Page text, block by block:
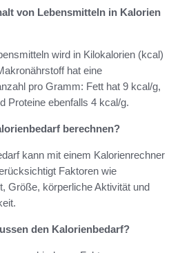
von Lebensmitteln in Kalorien
wird in Kilokalorien (kcal)
hat eine
pro Gramm: Fett hat 9 kcal/g,
Proteine ebenfalls 4 kcal/g.
berechnen?
kann mit einem Kalorienrechner
Faktoren wie
Größe, körperliche Aktivität und
den Kalorienbedarf?